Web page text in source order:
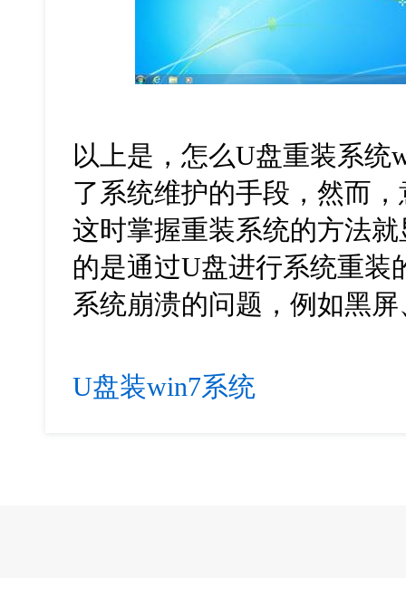
以上是，怎么U盘重装系统
了系统维护的手段，然而
这时掌握重装系统的方法
的是通过U盘进行系统重装
系统崩溃的问题，例如黑
U盘装win7系统